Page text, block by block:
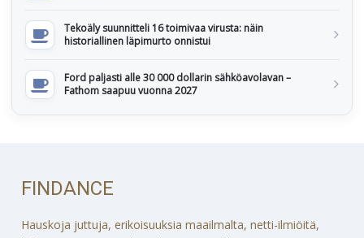
Tekoäly suunnitteli 16 toimivaa virusta: näin
historiallinen läpimurto onnistui
Ford paljasti alle 30 000 dollarin sähköavolavan –
Fathom saapuu vuonna 2027
FINDANCE
Hauskoja juttuja, erikoisuuksia maailmalta, netti-ilmiöitä,